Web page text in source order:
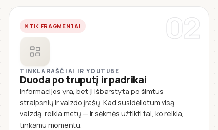
02
TIK FRAGMENTAI
TINKLARAŠČIAI IR YOUTUBE
Duoda po truputį ir padrikai
Informacijos yra, bet ji išbarstyta po šimtus
straipsnių ir vaizdo įrašų. Kad susidėliotum visą
vaizdą, reikia metų — ir sėkmės užtikti tai, ko reikia,
tinkamu momentu.